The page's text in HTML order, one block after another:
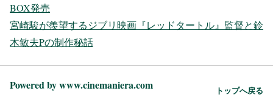
BOX発売
宮崎駿が羨望するジブリ映画『レッドタートル』監督と鈴
木敏夫Pの制作秘話
Powered by www.cinemaniera.com トップへ戻る